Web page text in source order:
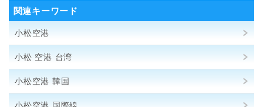
関連キーワード
小松空港
小松 空港 台湾
小松空港 韓国